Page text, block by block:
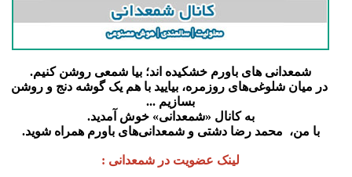
شمعدانی های باورم خشکیده اند؛ بیا شمعی روشن کنیم.
در میان شلوغی‌های روزمره، بیایید با هم یک گوشه دنج و روشن
بسازیم ...
به کانال «شمعدانی» خوش آمدید.
با من، محمد رضا دشتی و شمعدانی‌های باورم همراه شوید.
لینک عضویت در شمعدانی :